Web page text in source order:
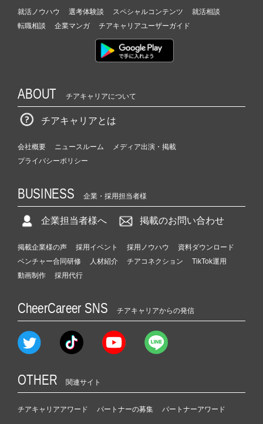
就活ノウハウ 選考体験談 スペシャルコンテンツ
就活相談
転職相談
企業マンガ チアキャリアユーザーガイド
ABOUT チアキャリアについて
チアキャリアとは
会社概要 ニュースルーム
メディア出演・掲載
プライバシーポリシー
BUSINESS 企業・採用担当者様
企業担当者様へ 掲載のお問い合わせ
掲載企業様の声 採用イベント 採用ノウハウ
資料ダウンロード
ベンチャー合同研修
人材紹介 チアコネクション
TikTok運用
動画制作
採用代行
CheerCareer SNS チアキャリアからの発信
OTHER 関連サイト
チアキャリアアワード パートナーの募集 パートナーアワード